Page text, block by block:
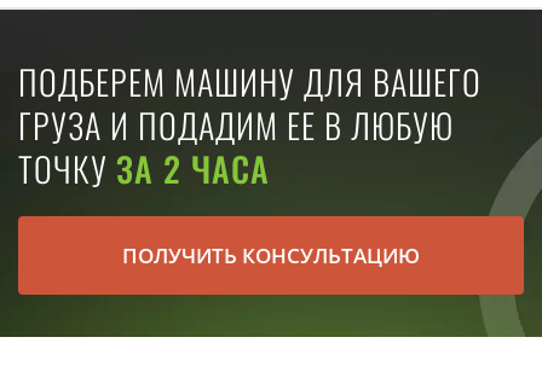
ПОДБЕРЕМ МАШИНУ ДЛЯ ВАШЕГО
ГРУЗА И ПОДАДИМ ЕЕ В ЛЮБУЮ
ТОЧКУ ЗА 2 ЧАСА
ПОЛУЧИТЬ КОНСУЛЬТАЦИЮ